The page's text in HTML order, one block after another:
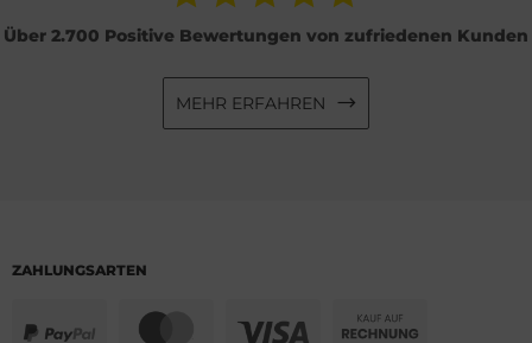
Über 2.700 Positive Bewertungen von zufriedenen Kunden
MEHR ERFAHREN
ZAHLUNGSARTEN